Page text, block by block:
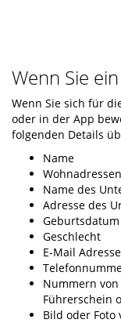
Wenn Sie
Wenn Sie sich für
oder in der App
folgenden Details
Name
Name des
Adresse des
Geburtsdatum
Geschlecht
E-Mail Adresse
Nummern
Führerschein
Bild oder Foto